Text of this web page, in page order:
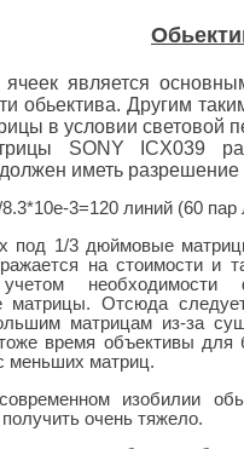
является
обьектива. Другим
в условии световой
SONY ICX039
иметь
8.3*10e-3=120 линий (60
под 1/3 дюймовые
на стоимости и
необходимости
матрицы. Отсюда
матрицам из-за
время объективы для
меньших матриц.
изобилии
очень тяжело.